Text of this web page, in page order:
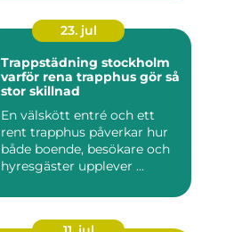
23. jul
Trappstädning stockholm
varför rena trapphus gör så
stor skillnad
En välskött entré och ett
rent trapphus påverkar hur
både boende, besökare och
hyresgäster upplever ...